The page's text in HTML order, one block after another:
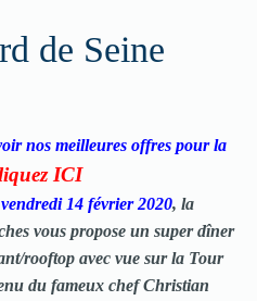
de Seine
nos meilleures offres pour la
ICI
vendredi 14 février 2020, la
vous propose un super dîner
rooftop avec vue sur la Tour
du fameux chef Christian